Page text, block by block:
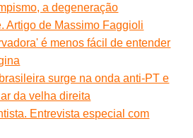
a degeneração
Artigo de Massimo Faggioli
é menos fácil de entender
surge na onda anti-PT e
da velha direita
Entrevista especial com